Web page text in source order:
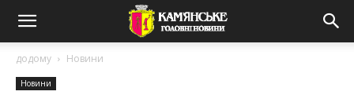
додому Новини
Новини